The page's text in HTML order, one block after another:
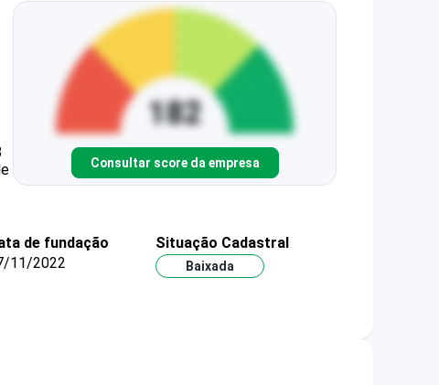
Consultar score da empresa
de fundação
11/2022
Situação Cadastral
Baixada